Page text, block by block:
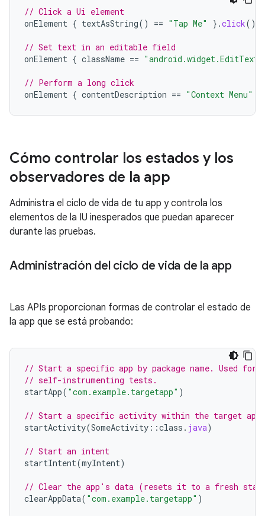
// Click a Ui element
onElement { textAsString() == "Tap Me" }.click()
// Set text in an editable field
onElement { className == "android.widget.EditText"
// Perform a long click
onElement { contentDescription == "Context Menu"
Cómo controlar los estados y los
observadores de la app
Administra el ciclo de vida de tu app y controla los
elementos de la IU inesperados que puedan aparecer
durante las pruebas.
Administración del ciclo de vida de la app
Las APIs proporcionan formas de controlar el estado de
la app que se está probando:
// Start a specific app by package name. Used for
// self-instrumenting tests.
startApp( "com.example.targetapp" )
// Start a specific activity within the target app
startActivity(SomeActivity ::class . java)
// Start an intent
startIntent(myIntent)
// Clear the app's data (resets it to a fresh
clearAppData( "com.example.targetapp" )